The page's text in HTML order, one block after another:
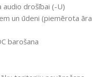
audio drošībai (-U)
un ūdeni (piemērota āra
barošana